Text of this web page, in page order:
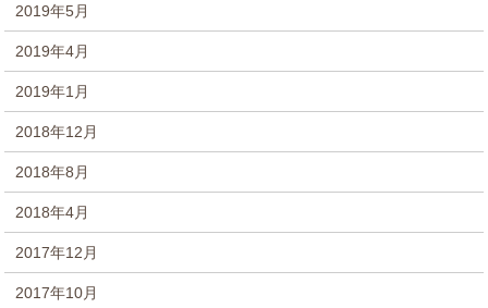
2019年5月
2019年4月
2019年1月
2018年12月
2018年8月
2018年4月
2017年12月
2017年10月